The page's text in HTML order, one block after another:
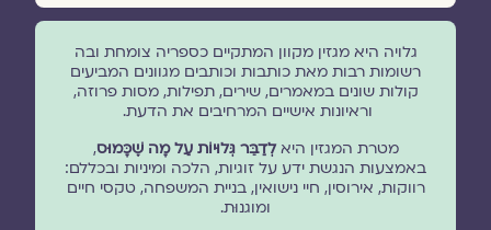
גלויה היא מגזין מקוון המתקיים כספריה צומחת ובה
רשומות רבות מאת כותבות וכותבים מגוונים המביעים
קולות שונים במאמרים, שירים, תפילות, מסות פרוזה,
וראיונות אישיים המרחיבים את הדעת.
מטרת המגזין היאלְדַבֵּר גְּלוּיוֹת עַל מָה שֶׁכָּמוּס,
באמצעות הנגשת ידע על זוגיות, הלכה ומיניות ובכללם:
רווקות, אירוסין, חיי נישואין, בניית המשפחה, טקסי חיים
ומוגנוּת.